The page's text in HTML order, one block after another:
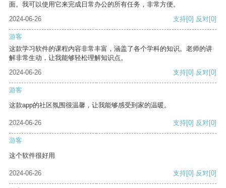
面。我可以使用它来完成日常办公的所有任务，非常方便。
2024-06-26
支持[0] 反对[0]
游客
这款学习软件的课程内容非常丰富，涵盖了各个学科的知识。老师的讲
解非常生动，让我能够轻松理解知识点。
2024-06-26
支持[0] 反对[0]
游客
这款app的社区氛围很温馨，让我能够感受到家的温暖。
2024-06-26 支持[0] 反对[0]
游客
这个软件很好用
2024-06-26 支持[0] 反对[0]